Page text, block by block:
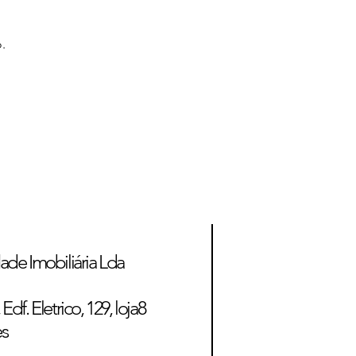
Imobiliária Lda
Eletrico, 129, loja8